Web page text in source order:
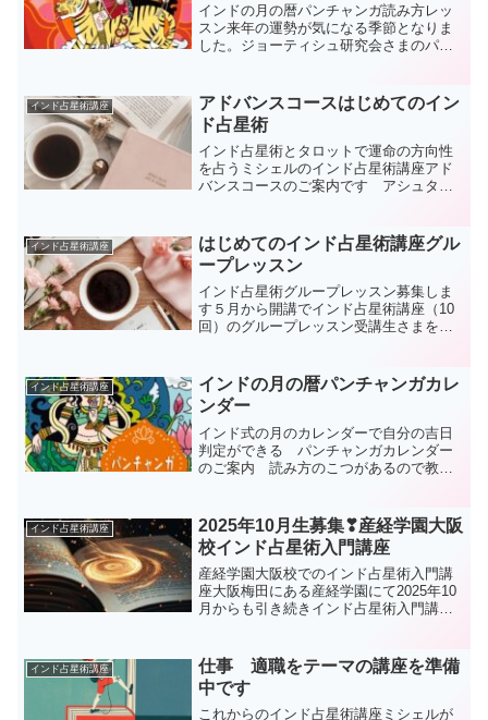
インドの月の暦パンチャンガ読み方レッ
スン来年の運勢が気になる季節となりま
した。ジョーティシュ研究会さまのパン
は各地で地域毎に こういった暦（カレ
ンダー）がたくさん発行さ...
インド占星術講座
アドバンスコースはじめてのイン
ド占星術
インド占星術とタロットで運命の方向性
を占うミシェルのインド占星術講座アド
バンスコースのご案内です アシュタカ
インド占星術講座
はじめてのインド占星術講座グル
ープレッスン
インド占星術グループレッスン募集しま
す５月から開講でインド占星術講座（10
回）のグループレッスン受講生さまを募
集まれば開講致します私の方で平日と土
曜日で日程を組んでみ...
インド占星術講座
インドの月の暦パンチャンガカレ
ンダー
インド式の月のカレンダーで自分の吉日
判定ができる パンチャンガカレンダー
のご案内 読み方のこつがあるので教え
インド占星術講座
2025年10月生募集❣産経学園大阪
校インド占星術入門講座
産経学園大阪校でのインド占星術入門講
座大阪梅田にある産経学園にて2025年10
月からも引き続きインド占星術入門講座
ロンで行っている講座とは内容的には縮
小した形ですが文化...
インド占星術講座
仕事 適職をテーマの講座を準備
中です
これからのインド占星術講座ミシェルが